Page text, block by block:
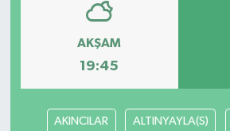
AKŞAM
19:45
AKINCILAR ALTINYAYLA(S)